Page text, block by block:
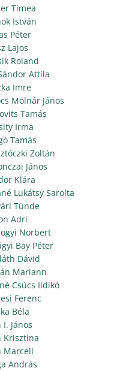
Tímea
István
Péter
Lajos
Roland
Attila
Imre
Molnár János
Tamás
Irma
Tamás
Zoltán
János
Klára
Lukátsy Sarolta
Tünde
Adri
Norbert
Bay Péter
Dávid
Mariann
Csúcs Ildikó
Ferenc
Béla
I. János
Krisztina
Marcell
András